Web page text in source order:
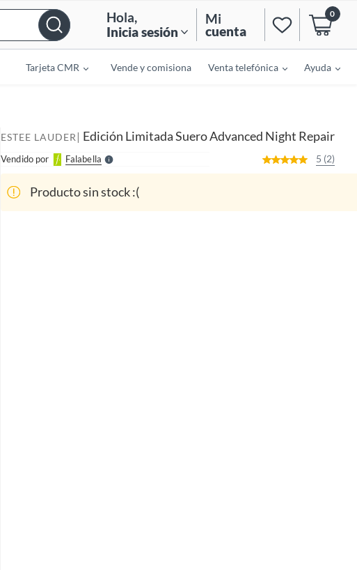
Hola,
Inicia sesión
Mi
cuenta
0
Tarjeta CMR Vende y comisiona Venta telefónica Ayuda
ESTEE LAUDER | Edición Limitada Suero Advanced Night Repair
Vendido por FalabellaS
l
l
5 (2)
Producto sin stock :(